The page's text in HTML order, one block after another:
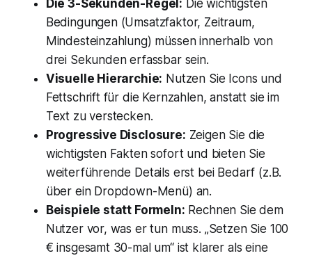
Die 3-Sekunden-Regel: Die wichtigsten
Bedingungen (Umsatzfaktor, Zeitraum,
Mindesteinzahlung) müssen innerhalb von
drei Sekunden erfassbar sein.
Visuelle Hierarchie: Nutzen Sie Icons und
Fettschrift für die Kernzahlen, anstatt sie im
Text zu verstecken.
Progressive Disclosure: Zeigen Sie die
wichtigsten Fakten sofort und bieten Sie
weiterführende Details erst bei Bedarf (z.B.
über ein Dropdown-Menü) an.
Beispiele statt Formeln: Rechnen Sie dem
Nutzer vor, was er tun muss. „Setzen Sie 100
€ insgesamt 30-mal um“ ist klarer als eine